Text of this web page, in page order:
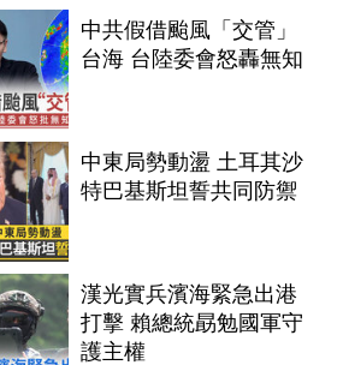
中共假借颱風「交管」
台海 台陸委會怒轟無知
中東局勢動盪 土耳其沙
特巴基斯坦誓共同防禦
漢光實兵濱海緊急出港
打擊 賴總統勗勉國軍守
護主權